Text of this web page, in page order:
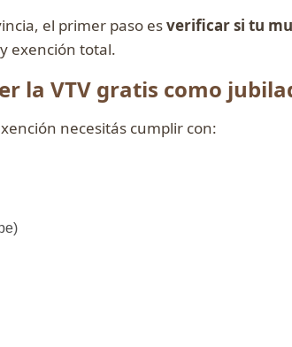
el primer paso esverificar si tu
exención total.
la VTV gratis como
necesitás cumplir con: